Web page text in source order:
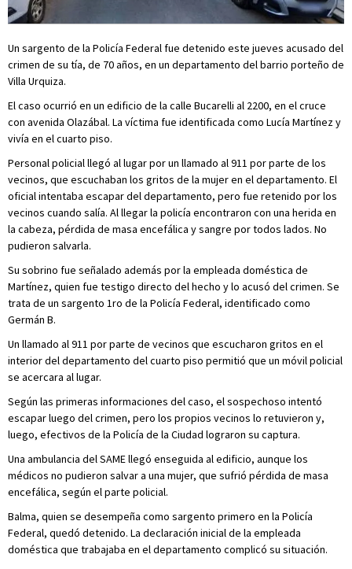
Un sargento de la Policía Federal fue detenido este jueves acusado del
crimen de su tía, de 70 años, en un departamento del barrio porteño de
Villa Urquiza.
El caso ocurrió en un edificio de la calle Bucarelli al 2200, en el cruce
con avenida Olazábal. La víctima fue identificada como Lucía Martínez y
vivía en el cuarto piso.
Personal policial llegó al lugar por un llamado al 911 por parte de los
vecinos, que escuchaban los gritos de la mujer en el departamento. El
oficial intentaba escapar del departamento, pero fue retenido por los
vecinos cuando salía. Al llegar la policía encontraron con una herida en
la cabeza, pérdida de masa encefálica y sangre por todos lados. No
pudieron salvarla.
Su sobrino fue señalado además por la empleada doméstica de
Martínez, quien fue testigo directo del hecho y lo acusó del crimen. Se
trata de un sargento 1ro de la Policía Federal, identificado como
Germán B.
Un llamado al 911 por parte de vecinos que escucharon gritos en el
interior del departamento del cuarto piso permitió que un móvil policial
se acercara al lugar.
Según las primeras informaciones del caso, el sospechoso intentó
escapar luego del crimen, pero los propios vecinos lo retuvieron y,
luego, efectivos de la Policía de la Ciudad lograron su captura.
Una ambulancia del SAME llegó enseguida al edificio, aunque los
médicos no pudieron salvar a una mujer, que sufrió pérdida de masa
encefálica, según el parte policial.
Balma, quien se desempeña como sargento primero en la Policía
Federal, quedó detenido. La declaración inicial de la empleada
doméstica que trabajaba en el departamento complicó su situación.